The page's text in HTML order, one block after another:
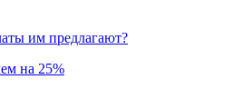
им предлагают?
на 25%